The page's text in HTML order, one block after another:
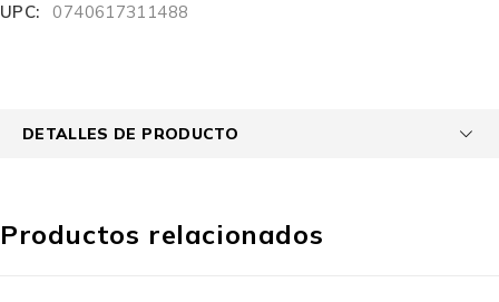
UPC:
0740617311488
DETALLES DE PRODUCTO
Productos relacionados